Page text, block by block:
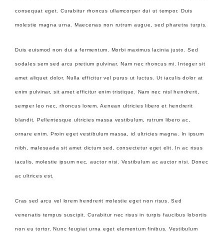
consequat eget. Curabitur rhoncus ullamcorper dui ut tempor. Duis
molestie magna urna. Maecenas non rutrum augue, sed pharetra turpis.
Duis euismod non dui a fermentum. Morbi maximus lacinia justo. Sed
sodales sem sed arcu pretium pulvinar. Nam nec rhoncus mi. Integer sit
amet aliquet dolor. Nulla efficitur vel purus ut luctus. Ut iaculis dolor at
enim pulvinar, sit amet efficitur enim tristique. Nam nec nisl hendrerit,
semper leo nec, rhoncus lorem. Aenean ultricies libero et hendrerit
blandit. Pellentesque ultricies massa vestibulum, rutrum libero ac,
ornare enim. Proin eget vestibulum massa, id ultricies magna. In ipsum
nibh, malesuada sit amet dictum sed, consectetur eget elit. In ac risus
iaculis, molestie ipsum nec, auctor nisi. Vestibulum ac auctor nisi. Donec
ac ultrices est.
Cras sed arcu vel lorem hendrerit molestie eget non risus. Sed
venenatis tempus suscipit. Curabitur nec risus in turpis faucibus lobortis
non eu tortor. Nunc feugiat urna eget elementum finibus. Vestibulum